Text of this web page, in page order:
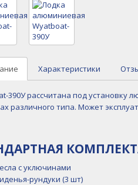
Характеристики
390У рассчитана под установку
различного типа. Может
с уключинами
рундуки (3 шт)